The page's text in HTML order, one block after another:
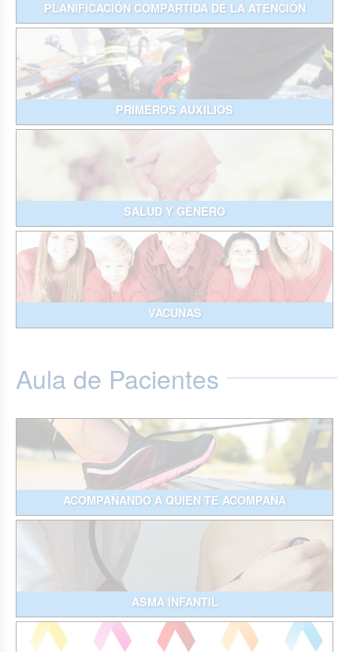
PLANIFICACIÓN COMPARTIDA DE LA ATENCIÓN
PRIMEROS AUXILIOS
SALUD Y GÉNERO
VACUNAS
Aula de Pacientes
ACOMPAÑANDO A QUIEN TE ACOMPAÑA
ASMA INFANTIL